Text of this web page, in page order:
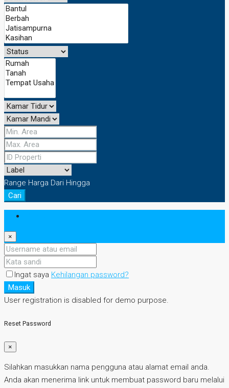
Range Harga Dari Hingga
Cari
×
Ingat saya Kehilangan password?
Masuk
User registration is disabled for demo purpose.
Reset Password
×
Silahkan masukkan nama pengguna atau alamat email anda.
Anda akan menerima link untuk membuat password baru melalui